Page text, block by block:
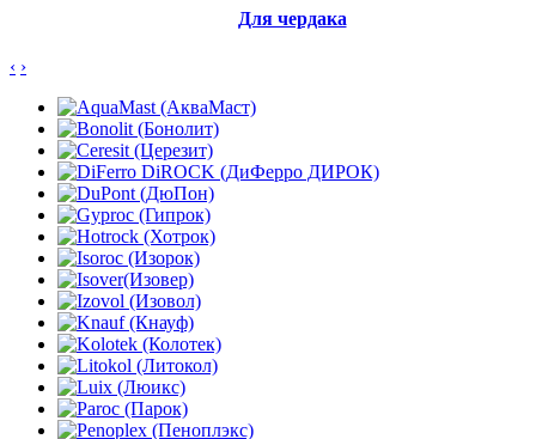
Для чердака
‹ ›